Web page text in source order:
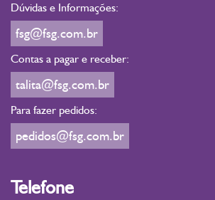
Dúvidas e Informações:
fsg@fsg.com.br
Contas a pagar e receber:
talita@fsg.com.br
Para fazer pedidos:
pedidos@fsg.com.br
Telefone